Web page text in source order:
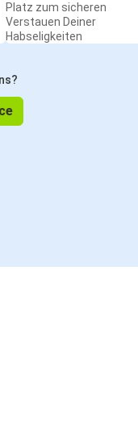
Platz zum sicheren
Verstauen Deiner
Habseligkeiten